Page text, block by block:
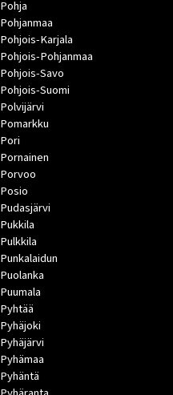
Pohja
Pohjanmaa
Pohjois-Karjala
Pohjois-Pohjanmaa
Pohjois-Savo
Pohjois-Suomi
Polvijärvi
Pomarkku
Pori
Pornainen
Porvoo
Posio
Pudasjärvi
Pukkila
Pulkkila
Punkalaidun
Puolanka
Puumala
Pyhtää
Pyhäjoki
Pyhäjärvi
Pyhämaa
Pyhäntä